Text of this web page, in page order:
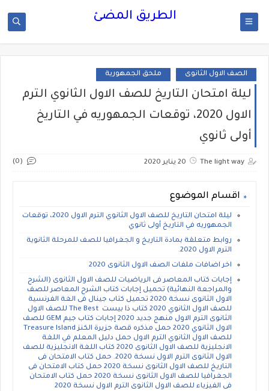
الطريق المضئ
الصف الاول الثانوى ملحق الجمهورية
ليلة امتحان التاريخ للصف الاول الثانوي الترم
الاول 2020، توقعات الجمهوريه في التاريخ
أولى ثانوي
The light way 20 يناير 2020 (0)
اقسام الموضوع
ليلة امتحان التاريخ للصف الاول الثانوي الترم الاول 2020، توقعات
الجمهوريه في التاريخ أولى ثانوي
روابط متعلقة بمادة التاريخ و الجغرافيا للصف للمرحلة الثانوية
الترم الاول 2020.
اخر اضافات ملفات الصف الاول الثانوى 2020
إجابات كتاب المعاصر فى الرياضيات للصف الاول الثانوى (الشرح
والمراجعة النهائية) تحميل إجابات كتاب الشرح المعاصر للصف
الاول الثانوى نسخة 2020 تحميل كتاب جينال فى الغة الفرنسية
للصف الاول الثانوي 2020 كتاب ذا بيست The Best للصف الاول
الثانوى الترم الاول منهج جديد 2020 إجابات كتاب جيم GEM للصف
الاول الثانوي 2020 حمل مذكره قصة جزيرة الكنز Treasure Island
للصف الاول الثانوي الترم الاول حمل دليل المعلم في اللغة
الانجليزية للصف الاول الثانوى 2020 كتاب اللغة الانجليزية للصف
الاول الثانوى الترم الاول نسخة 2020. حمل كتاب الامتحان فى
التاريخ للصف الاول الثانوى نسخة 2020 حمل كتاب الامتحان فى
الجغرافيا للصف الاول الثانوى نسخة 2020 حمل كتاب الامتحان
فى الفيزياء للصف الاول الثانوى الترم الاول نسخة 2020